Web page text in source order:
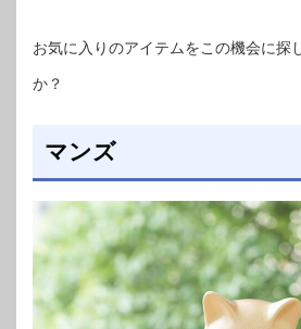
お気に入りのアイテムをこの機会に探
か？
マンズ